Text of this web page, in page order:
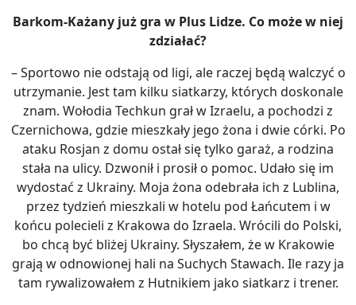
Barkom-Każany już gra w Plus Lidze. Co może w niej
zdziałać?
– Sportowo nie odstają od ligi, ale raczej będą walczyć o
utrzymanie. Jest tam kilku siatkarzy, których doskonale
znam. Wołodia Techkun grał w Izraelu, a pochodzi z
Czernichowa, gdzie mieszkały jego żona i dwie córki. Po
ataku Rosjan z domu ostał się tylko garaż, a rodzina
stała na ulicy. Dzwonił i prosił o pomoc. Udało się im
wydostać z Ukrainy. Moja żona odebrała ich z Lublina,
przez tydzień mieszkali w hotelu pod Łańcutem i w
końcu polecieli z Krakowa do Izraela. Wrócili do Polski,
bo chcą być bliżej Ukrainy. Słyszałem, że w Krakowie
grają w odnowionej hali na Suchych Stawach. Ile razy ja
tam rywalizowałem z Hutnikiem jako siatkarz i trener.